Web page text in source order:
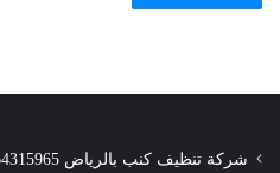
شركة تنظيف كنب بالرياض 0564315965 خصم 40%